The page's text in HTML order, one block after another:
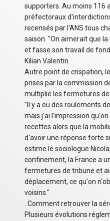
supporters. Au moins 116
préfectoraux
recensés par l'ANS tous
saison. "On aimerait que
et fasse son travail de
Kilian Valentin.
Autre point de crispation,
prises par la commission
multiplie les fermetures
"Il y a eu des roulements
mais j'ai l'impression
recettes alors que la
d'avoir une réponse forte
estime le sociologue
confinement, la France a
fermetures de tribune et
déplacement, ce qu'on
voisins."
. Comment retrouver la
Plusieurs évolutions